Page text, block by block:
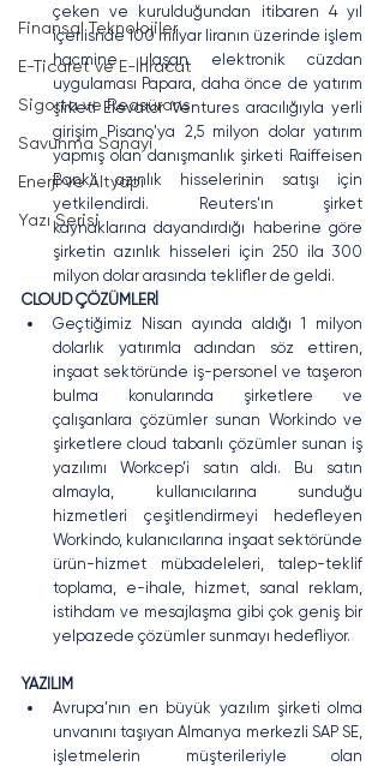
Finansal Teknolojiler
E-Ticaret ve E-İhracat
Sigorta ve Reasürans
Savunma Sanayi
Enerji ve Altyapı
Yazı Serisi
çeken ve kurulduğundan itibaren 4 yıl
içeriisnde 100 milyar liranın üzerinde işlem
hacmine ulaşan elektronik cüzdan
uygulaması Papara, daha önce de yatırım
şirketi Elevator Ventures aracılığıyla yerli
girişim Pisano'ya 2,5 milyon dolar yatırım
yapmış olan danışmanlık şirketi Raiffeisen
Bank'i azınlık hisselerinin satışı için
yetkilendirdi. Reuters’ın şirket
kaynaklarına dayandırdığı haberine göre
şirketin azınlık hisseleri için 250 ila 300
milyon dolar arasında teklifler de geldi.
CLOUD ÇÖZÜMLERİ
Geçtiğimiz Nisan ayında aldığı 1 milyon
dolarlık yatırımla adından söz ettiren,
inşaat sektöründe iş-personel ve taşeron
bulma konularında şirketlere ve
çalışanlara çözümler sunan Workindo ve
şirketlere cloud tabanlı çözümler sunan iş
yazılımı Workcep’i satın aldı. Bu satın
almayla, kullanıcılarına sunduğu
hizmetleri çeşitlendirmeyi hedefleyen
Workindo, kulanıcılarına inşaat sektöründe
ürün-hizmet mübadeleleri, talep-teklif
toplama, e-ihale, hizmet, sanal reklam,
istihdam ve mesajlaşma gibi çok geniş bir
yelpazede çözümler sunmayı hedefliyor.
YAZILIM
Avrupa’nın en büyük yazılım şirketi olma
unvanını taşıyan Almanya merkezli SAP SE,
işletmelerin müşterileriyle olan